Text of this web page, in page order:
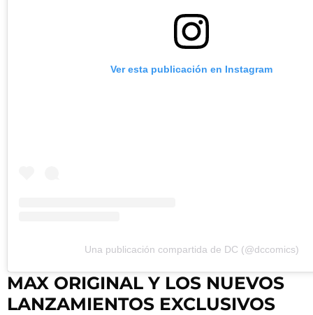
Ver esta publicación en Instagram
Una publicación compartida de DC (@dccomics)
MAX ORIGINAL Y LOS NUEVOS
LANZAMIENTOS EXCLUSIVOS